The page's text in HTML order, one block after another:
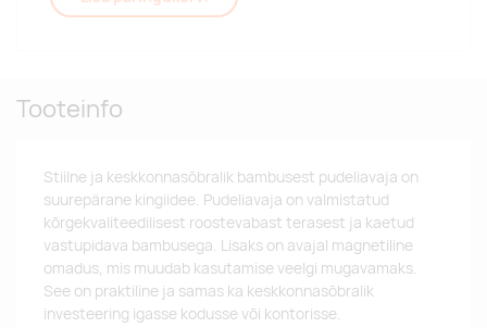
Tooteinfo
Stiilne ja keskkonnasõbralik bambusest pudeliavaja on
suurepärane kingiidee. Pudeliavaja on valmistatud
kõrgekvaliteedilisest roostevabast terasest ja kaetud
vastupidava bambusega. Lisaks on avajal magnetiline
omadus, mis muudab kasutamise veelgi mugavamaks.
See on praktiline ja samas ka keskkonnasõbralik
investeering igasse kodusse või kontorisse.